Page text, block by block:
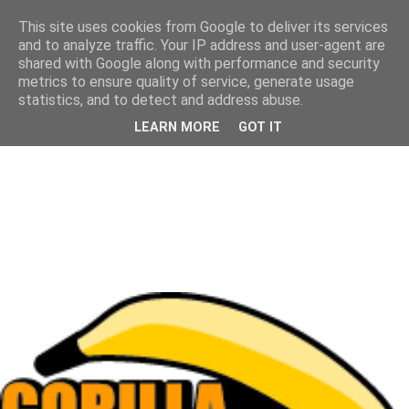
This site uses cookies from Google to deliver its services
and to analyze traffic. Your IP address and user-agent are
shared with Google along with performance and security
metrics to ensure quality of service, generate usage
statistics, and to detect and address abuse.
LEARN MORE GOT IT